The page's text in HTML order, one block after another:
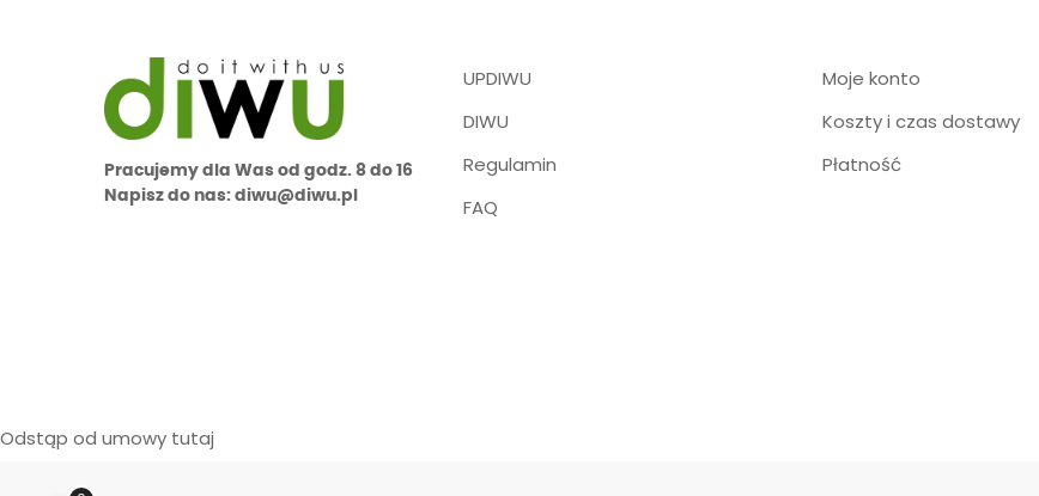
Pracujemy dla Was od godz. 8 do 16
Napisz do nas: diwu@diwu.pl
UPDIWU
DIWU
Regulamin
FAQ
Moje konto
Koszty i czas dostawy
Płatność
Odstąp od umowy tutaj